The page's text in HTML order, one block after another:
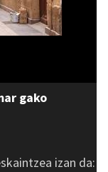
gako
izan da: